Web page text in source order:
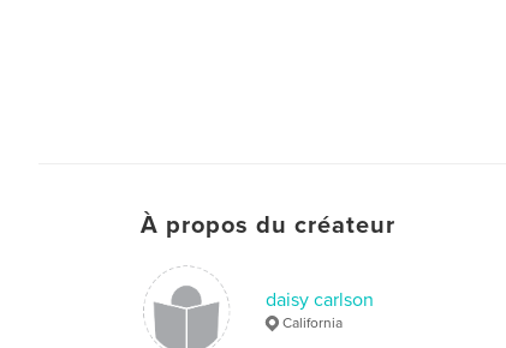
À propos du créateur
daisy carlson
California